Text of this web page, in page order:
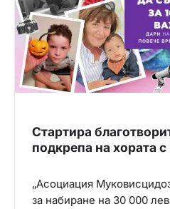
Стартира
подкрепа на хората
„Асоциация
за набиране на 30 000